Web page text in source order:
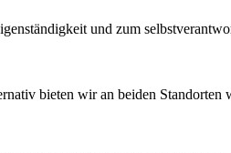
und zum
bieten wir an beiden Standorten